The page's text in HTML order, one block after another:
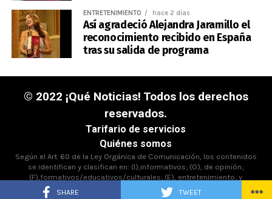
SHARE TWEET
ENTRETENIMIENTO hace 2 días
Así agradeció Alejandra Jaramillo el
reconocimiento recibido en España
tras su salida de programa
© 2022 ¡Qué Noticias! Todos los derechos
reservados.
Tarifario de servicios
Quiénes somos
Según el Art. 60 de la Ley Orgánica de Comunicación, los contenidos
se identifican y clasifican en: (I),informativos; (O), de opinión;
(F),formativos/educativos/culturales; (E), entretenimiento; y
(D),deportivos.